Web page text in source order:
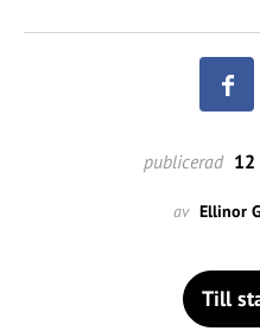
publicerad 12
av Ellinor
Till